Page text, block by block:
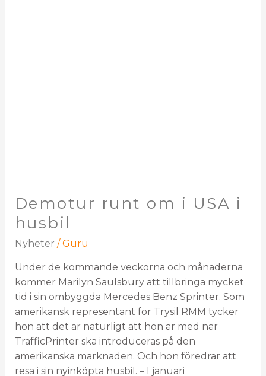
Demotur runt om i USA i
husbil
Nyheter /Guru
Under de kommande veckorna och månaderna
kommer Marilyn Saulsbury att tillbringa mycket
tid i sin ombyggda Mercedes Benz Sprinter. Som
amerikansk representant för Trysil RMM tycker
hon att det är naturligt att hon är med när
TrafficPrinter ska introduceras på den
amerikanska marknaden. Och hon föredrar att
resa i sin nyinköpta husbil. – I januari